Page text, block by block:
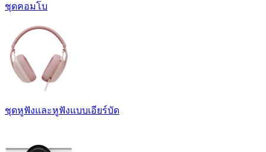
ชุดคอมโบ
ชุดหูฟังและหูฟังแบบเอียร์บัด